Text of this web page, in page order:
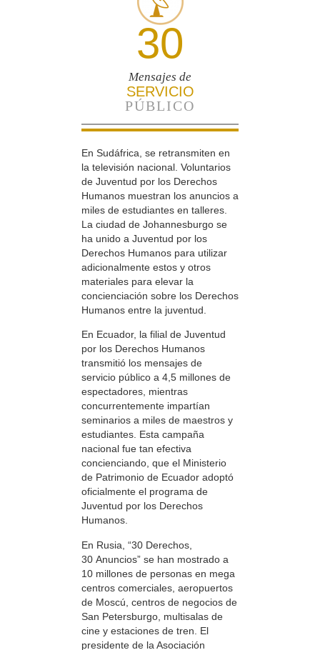
30
Mensajes de
SERVICIO
PÚBLICO
En Sudáfrica, se retransmiten en
la televisión nacional. Voluntarios
de Juventud por los Derechos
Humanos muestran los anuncios a
miles de estudiantes en talleres.
La ciudad de Johannesburgo se
ha unido a Juventud por los
Derechos Humanos para utilizar
adicionalmente estos y otros
materiales para elevar la
concienciación sobre los Derechos
Humanos entre la juventud.
En Ecuador, la filial de Juventud
por los Derechos Humanos
transmitió los mensajes de
servicio público a 4,5 millones de
espectadores, mientras
concurrentemente impartían
seminarios a miles de maestros y
estudiantes. Esta campaña
nacional fue tan efectiva
concienciando, que el Ministerio
de Patrimonio de Ecuador adoptó
oficialmente el programa de
Juventud por los Derechos
Humanos.
En Rusia, “30 Derechos,
30 Anuncios” se han mostrado a
10 millones de personas en mega
centros comerciales, aeropuertos
de Moscú, centros de negocios de
San Petersburgo, multisalas de
cine y estaciones de tren. El
presidente de la Asociación